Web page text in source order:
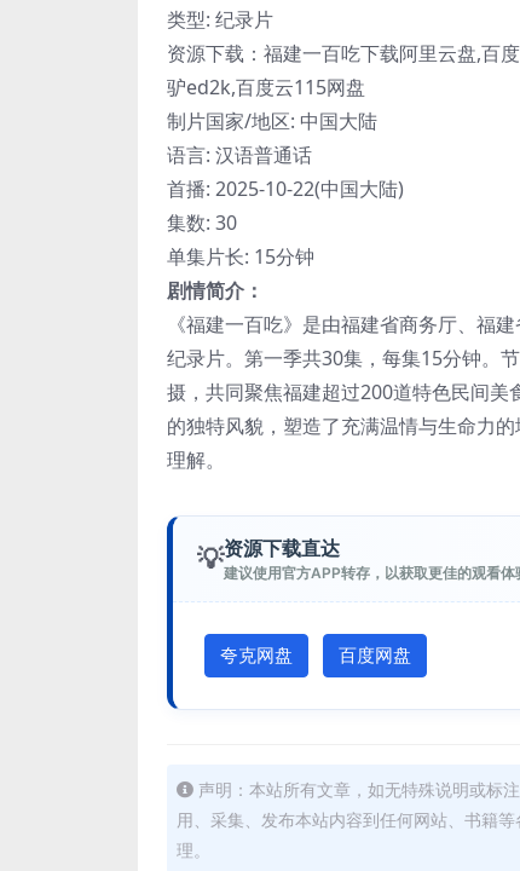
类型: 纪录片
资源下载：福建一百吃下载阿里云盘,百
驴ed2k,百度云115网盘
制片国家/地区: 中国大陆
语言: 汉语普通话
首播: 2025-10-22(中国大陆)
集数: 30
单集片长: 15分钟
剧情简介：
《福建一百吃》是由福建省商务厅、福
纪录片。第一季共30集，每集15分钟。
摄，共同聚焦福建超过200道特色民间
的独特风貌，塑造了充满温情与生命力
理解。
💡资源下载直达
建议使用官方APP转存，以获取更佳的观看体
夸克网盘 百度网盘
声明：本站所有文章，如无特殊说明或标
用、采集、发布本站内容到任何网站、书籍
理。